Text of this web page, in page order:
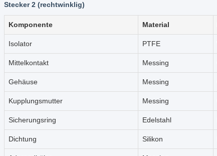
Stecker 2 (rechtwinklig)
Komponente Material
Isolator PTFE
Mittelkontakt Messing
Gehäuse Messing
Kupplungsmutter Messing
Sicherungsring Edelstahl
Dichtung Silikon